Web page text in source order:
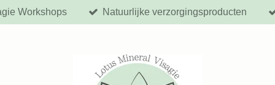
Workshops Natuurlijke verzorgingsproducten